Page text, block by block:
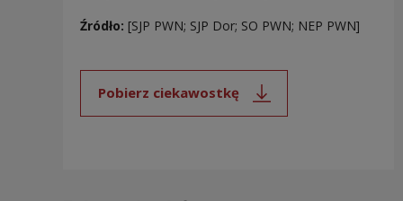
Źródło: [SJP PWN; SJP Dor; SO PWN; NEP PWN]
Pobierz ciekawostkę
Uwaga, link zostanie otwarty